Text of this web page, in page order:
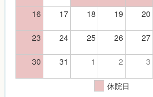
16
17 18 19 20
23
24 25 26 27
30
31 1 2 3
休院日